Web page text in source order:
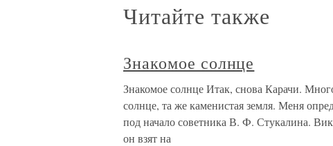
Читайте также
Знакомое солнце
Знакомое солнце Итак, снова Карачи.
солнце, та же каменистая земля. Меня
под начало советника В. Ф. Стукалина.
он взят на